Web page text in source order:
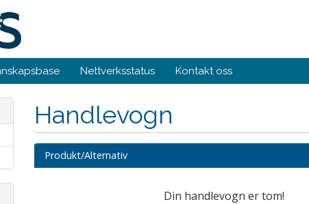
Nettverksstatus Kontakt oss
Handlevogn
Produkt/Alternativ
Din handlevogn er tom!